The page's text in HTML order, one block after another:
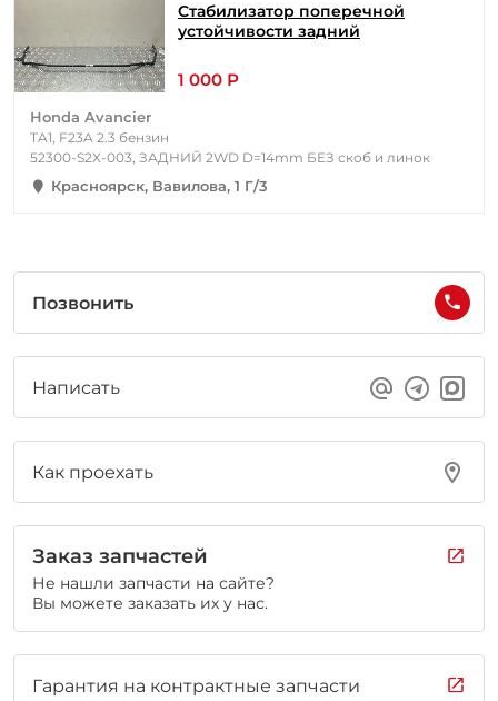
Стабилизатор поперечной
устойчивости задний
1 000 Р
Honda Avancier
TA1, F23A 2.3 бензин
52300-S2X-003, ЗАДНИЙ 2WD D=14mm БЕЗ скоб и линок
Красноярск, Вавилова, 1 Г/3
Позвонить
Написать
Как проехать
Заказ запчастей
Не нашли запчасти на сайте?
Вы можете заказать их у нас.
Гарантия на контрактные запчасти